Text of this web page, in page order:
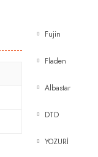
Fujin
Fladen
Albastar
DTD
YOZURİ